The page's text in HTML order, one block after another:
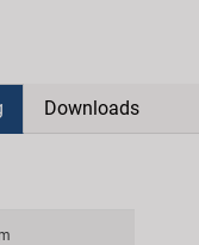
Downloads